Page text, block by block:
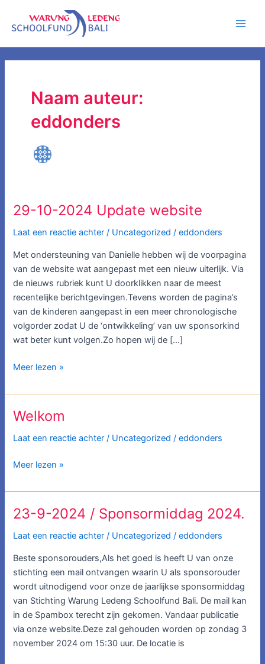
inhoud
Naam auteur:
eddonders
29-10-2024 Update website
Laat een reactie achter / Uncategorized /eddonders
Met ondersteuning van Danielle hebben wij de voorpagina
van de website wat aangepast met een nieuw uiterlijk. Via
de nieuws rubriek kunt U doorklikken naar de meest
recentelijke berichtgevingen.Tevens worden de pagina’s
van de kinderen aangepast in een meer chronologische
volgorder zodat U de ‘ontwikkeling’ van uw sponsorkind
wat beter kunt volgen.Zo hopen wij de […]
29-
2024
Update
website
Meer lezen »
Welkom
Laat een reactie achter / Uncategorized /eddonders
Welkom
Meer lezen »
23-9-2024 / Sponsormiddag 2024.
Laat een reactie achter / Uncategorized /eddonders
Beste sponsorouders,Als het goed is heeft U van onze
stichting een mail ontvangen waarin U als sponsorouder
wordt uitnodigend voor onze de jaarlijkse sponsormiddag
van Stichting Warung Ledeng Schoolfund Bali. De mail kan
in de Spambox terecht zijn gekomen. Vandaar publicatie
via onze website.Deze zal gehouden worden op zondag 3
november 2024 om 15:30 uur. De locatie is
23-
2024 / Sponsormiddag
2024.